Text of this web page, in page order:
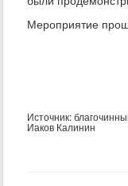
Мероприятие
Источник:
Иаков Калинин